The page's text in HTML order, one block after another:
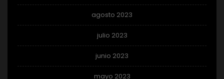
agosto 2023
julio 2023
junio 2023
mayo 2023